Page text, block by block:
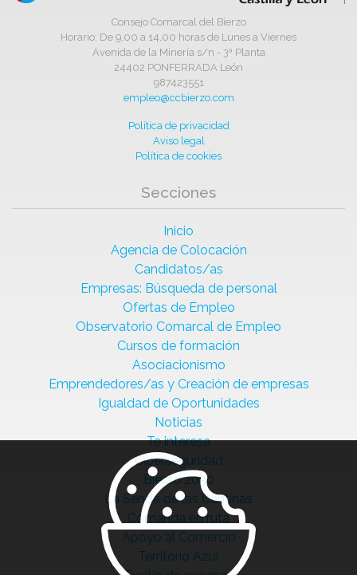
Consejo Comarcal del Bierzo
Horario: De 9,00 a 14,00 horas de Lunes a Viernes
Avenida de la Minería s/n - 3ª Planta
24402 PONFERRADA León
987423551
empleo@ccbierzo.com
Política de privacidad
Aviso legal
Política de cookies
Secciones
Inicio
Agencia de Colocación
Candidatos/as
Empresas: Búsqueda de personal
Ofertas de Empleo
Observatorio Comarcal de Empleo
Cursos de formación
Asociacionismo
Emprendedores/as y Creación de empresas
Igualdad de Oportunidades
Noticias
Te interesa
Ciberseguridad
Bierzo 2030
La Senda de las Cantinas
Comanda en ruta
Apoyo al Comercio
Territorio Azul